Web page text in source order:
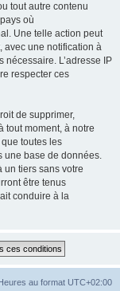
tout autre contenu
où
Une telle action peut
avec une notification à
nécessaire. L’adresse IP
respecter ces
de supprimer,
tout moment, à notre
toutes les
une base de données.
un tiers sans votre
être tenus
conduire à la
au format UTC+02:00